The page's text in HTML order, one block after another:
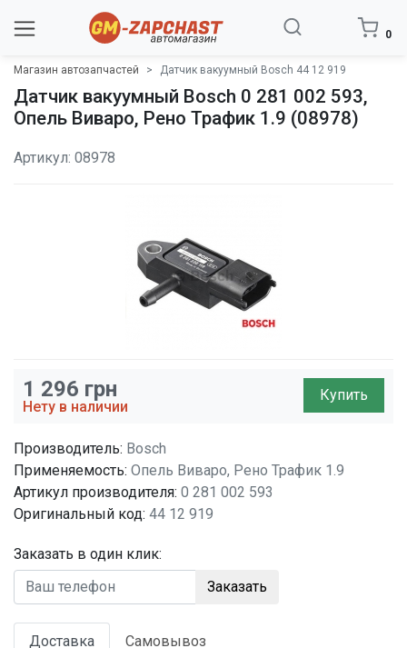
0
Магазин автозапчастей Датчик вакуумный Bosch 44 12 919
Датчик вакуумный Bosch 0 281 002 593,
Опель Виваро, Рено Трафик 1.9 (08978)
Артикул: 08978
1 296 грн
Нету в наличии
Купить
Производитель: Bosch
Применяемость: Опель Виваро, Рено Трафик 1.9
Артикул производителя: 0 281 002 593
Оригинальный код: 44 12 919
Заказать в один клик:
Заказать
Доставка Самовывоз